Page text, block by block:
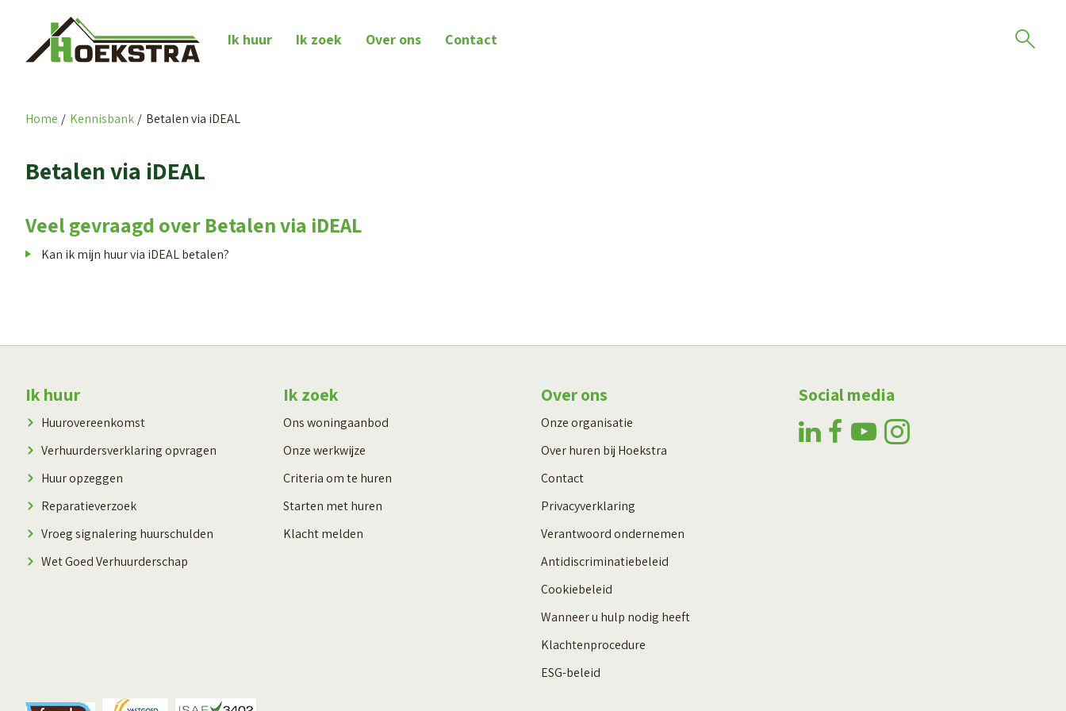
Naar hoofdinhoud
Naar hoofdnavigatiemenu
Naar zoeken
Naar de homepage
Ik huur Ik zoek Over ons Contact
Home Kennisbank Betalen via iDEAL
Betalen via iDEAL
Veel gevraagd over Betalen via iDEAL
Kan ik mijn huur via iDEAL betalen?
Contactinformatie
Ik huur
Huurovereenkomst
Verhuurdersverklaring opvragen
Huur opzeggen
Reparatieverzoek
Vroeg signalering huurschulden
Wet Goed Verhuurderschap
Ik zoek
Ons woningaanbod
Onze werkwijze
Criteria om te huren
Starten met huren
Klacht melden
Over ons
Onze organisatie
Over huren bij Hoekstra
Contact
Privacyverklaring
Verantwoord ondernemen
Antidiscriminatiebeleid
Cookiebeleid
Wanneer u hulp nodig heeft
Klachtenprocedure
ESG-beleid
Social media